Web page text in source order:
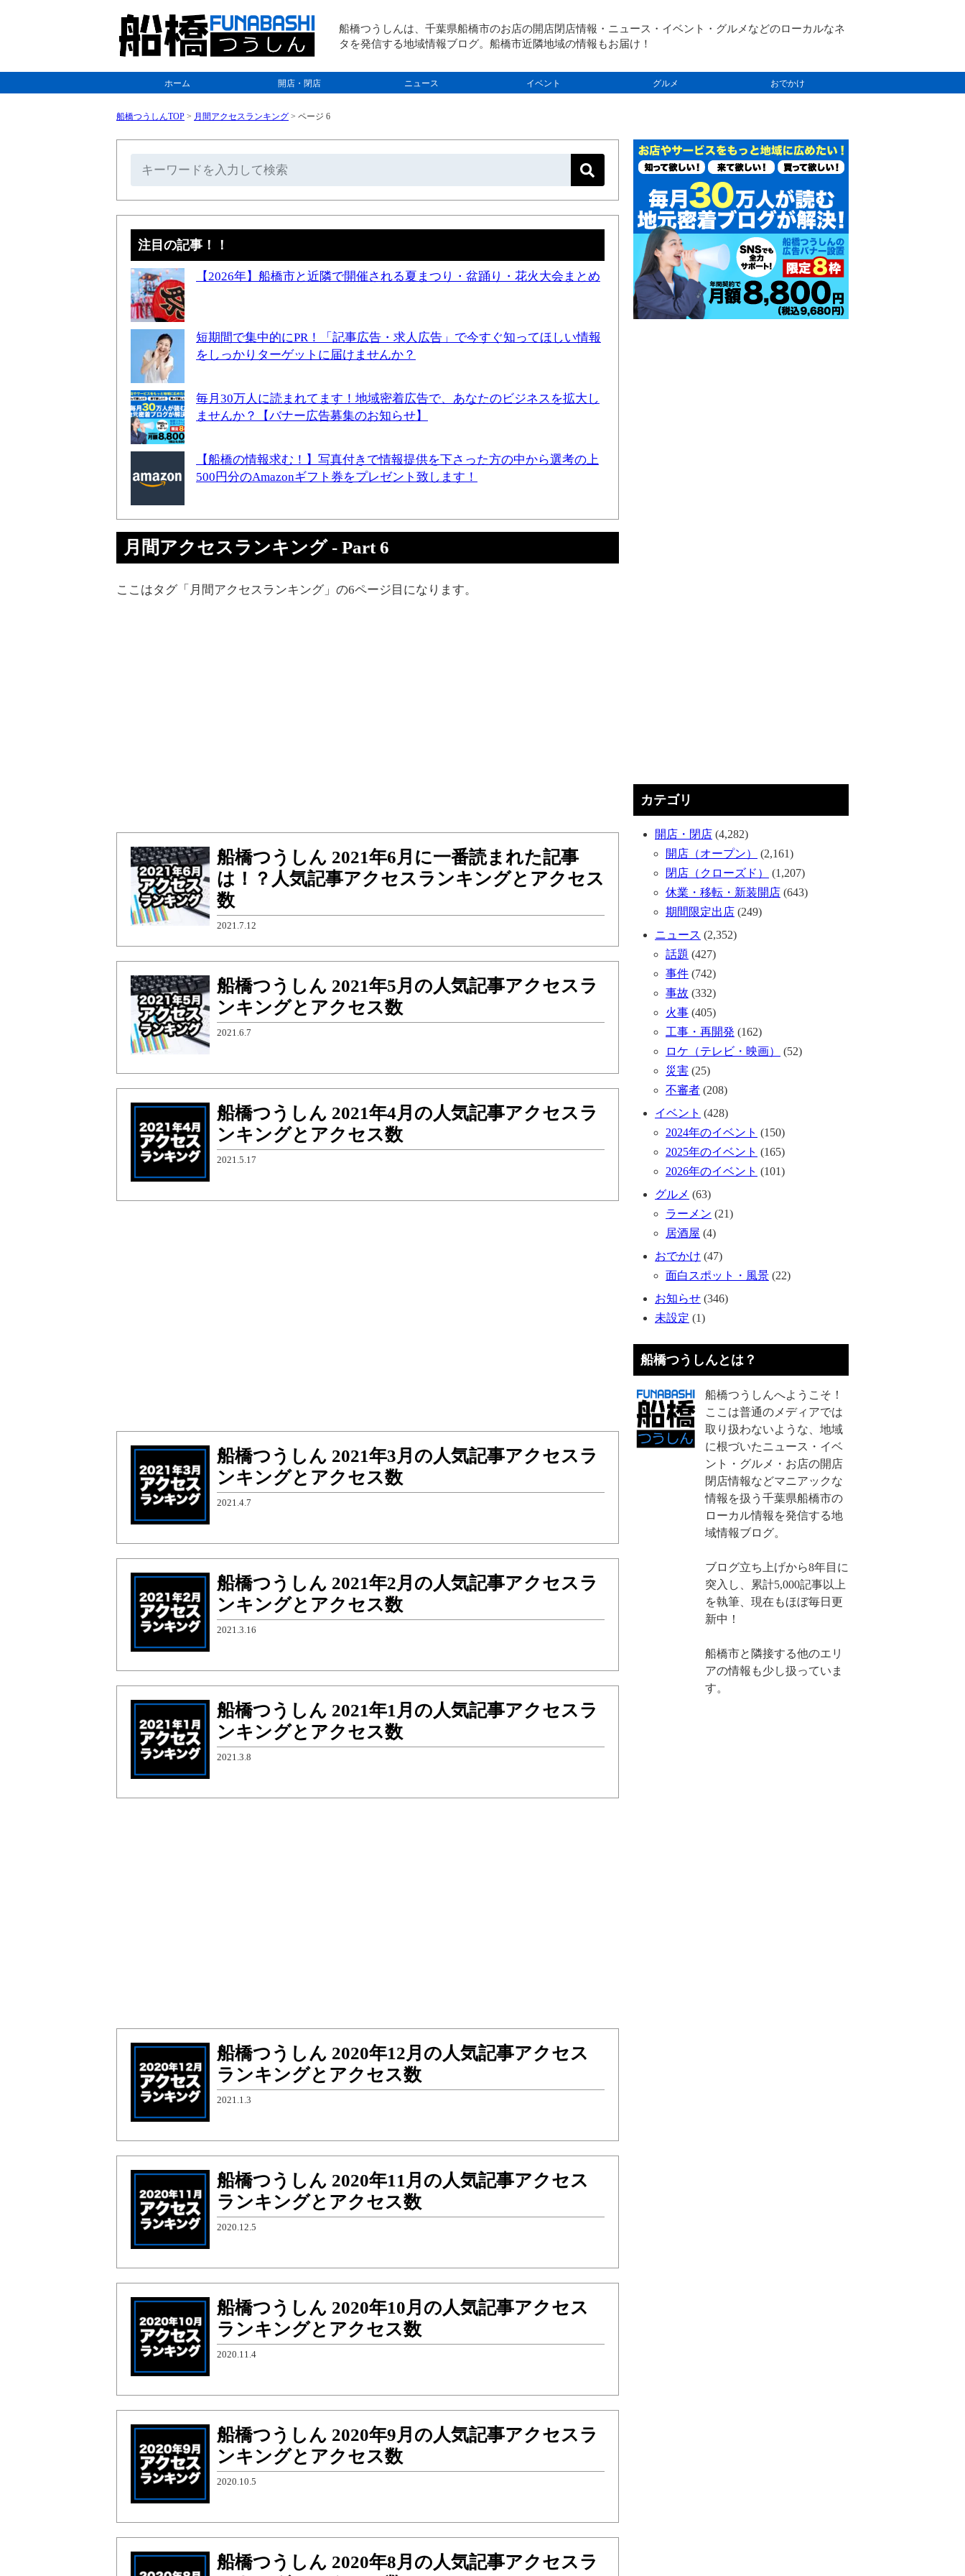
船橋つうしんは、千葉県船橋市のお店の開店閉店情報・ニュース・イベント・グルメなどのローカルなネ
タを発信する地域情報ブログ。船橋市近隣地域の情報もお届け！
ホーム 開店・閉店 ニュース イベント グルメ おでかけ
船橋つうしんTOP > 月間アクセスランキング > ページ 6
注目の記事！！
【2026年】船橋市と近隣で開催される夏まつり・盆踊り・花火大会まとめ
短期間で集中的にPR！「記事広告・求人広告」で今すぐ知ってほしい情報
をしっかりターゲットに届けませんか？
毎月30万人に読まれてます！地域密着広告で、あなたのビジネスを拡大し
ませんか？【バナー広告募集のお知らせ】
【船橋の情報求む！】写真付きで情報提供を下さった方の中から選考の上
500円分のAmazonギフト券をプレゼント致します！
月間アクセスランキング - Part 6
ここはタグ「月間アクセスランキング」の6ページ目になります。
船橋つうしん 2021年6月に一番読まれた記事
は！？人気記事アクセスランキングとアクセス
数
2021.7.12
船橋つうしん 2021年5月の人気記事アクセスラ
ンキングとアクセス数
2021.6.7
船橋つうしん 2021年4月の人気記事アクセスラ
ンキングとアクセス数
2021.5.17
船橋つうしん 2021年3月の人気記事アクセスラ
ンキングとアクセス数
2021.4.7
船橋つうしん 2021年2月の人気記事アクセスラ
ンキングとアクセス数
2021.3.16
船橋つうしん 2021年1月の人気記事アクセスラ
ンキングとアクセス数
2021.3.8
船橋つうしん 2020年12月の人気記事アクセス
ランキングとアクセス数
2021.1.3
船橋つうしん 2020年11月の人気記事アクセス
ランキングとアクセス数
2020.12.5
船橋つうしん 2020年10月の人気記事アクセス
ランキングとアクセス数
2020.11.4
船橋つうしん 2020年9月の人気記事アクセスラ
ンキングとアクセス数
2020.10.5
船橋つうしん 2020年8月の人気記事アクセスラ
カテゴリ
開店・閉店 (4,282)
開店（オープン）
(2,161)
閉店（クローズド）
(1,207)
休業・移転・新装開店 (643)
期間限定出店 (249)
ニュース (2,352)
話題 (427)
事件 (742)
事故 (332)
火事 (405)
工事・再開発 (162)
ロケ（テレビ・映画）
(52)
災害 (25)
不審者 (208)
イベント (428)
2024年のイベント (150)
2025年のイベント (165)
2026年のイベント (101)
グルメ (63)
ラーメン (21)
居酒屋 (4)
おでかけ (47)
面白スポット・風景 (22)
お知らせ (346)
未設定 (1)
船橋つうしんとは？
船橋つうしんへようこそ！
ここは普通のメディアでは
取り扱わないような、地域
に根づいたニュース・イベ
ント・グルメ・お店の開店
閉店情報などマニアックな
情報を扱う千葉県船橋市の
ローカル情報を発信する地
域情報ブログ。
ブログ立ち上げから8年目に
突入し、累計5,000記事以上
を執筆、現在もほぼ毎日更
新中！
船橋市と隣接する他のエリ
アの情報も少し扱っていま
す。